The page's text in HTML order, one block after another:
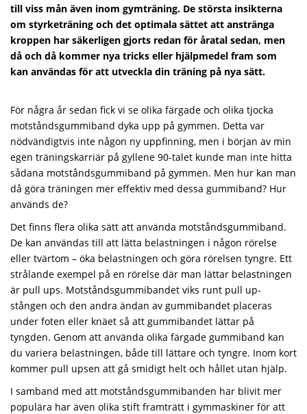
till viss mån även inom gymträning. De största insikterna
om styrketräning och det optimala sättet att anstränga
kroppen har säkerligen gjorts redan för åratal sedan, men
då och då kommer nya tricks eller hjälpmedel fram som
kan användas för att utveckla din träning på nya sätt.
För några år sedan fick vi se olika färgade och olika tjocka
motståndsgummiband dyka upp på gymmen. Detta var
nödvändigtvis inte någon ny uppfinning, men i början av min
egen träningskarriär på gyllene 90-talet kunde man inte hitta
sådana motståndsgummiband på gymmen. Men hur kan man
då göra träningen mer effektiv med dessa gummiband? Hur
används de?
Det finns flera olika sätt att använda motståndsgummiband.
De kan användas till att lätta belastningen i någon rörelse
eller tvärtom – öka belastningen och göra rörelsen tyngre. Ett
strålande exempel på en rörelse där man lättar belastningen
är pull ups. Motståndsgummibandet viks runt pull up-
stången och den andra ändan av gummibandet placeras
under foten eller knäet så att gummibandet lättar på
tyngden. Genom att använda olika färgade gummiband kan
du variera belastningen, både till lättare och tyngre. Inom kort
kommer pull upsen att gå smidigt helt och hållet utan hjälp.
I samband med att motståndsgummibanden har blivit mer
populära har även olika stift framträtt i gymmaskiner för att